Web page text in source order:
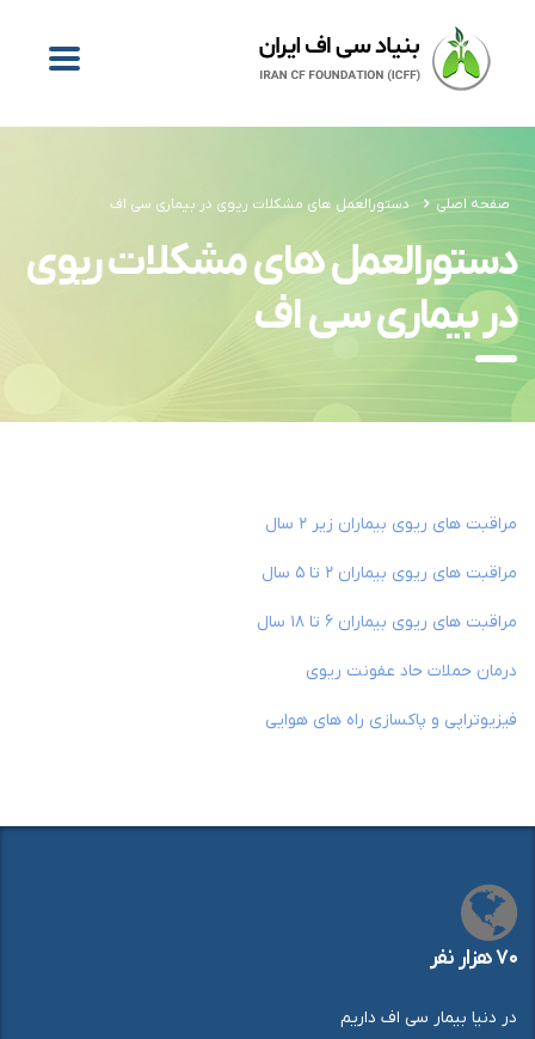
صفحه اصلی دستورالعمل های مشکلات ریوی در بیماری سی اف
دستورالعمل های مشکلات ریوی
در بیماری سی اف
مراقبت های ریوی بیماران زیر ۲ سال
مراقبت های ریوی بیماران ۲ تا ۵ سال
مراقبت های ریوی بیماران ۶ تا ۱۸ سال
درمان حملات حاد عفونت ریوی
فیزیوتراپی و پاکسازی راه های هوایی
۷۰ هزار نفر
در دنیا بیمار سی اف داریم